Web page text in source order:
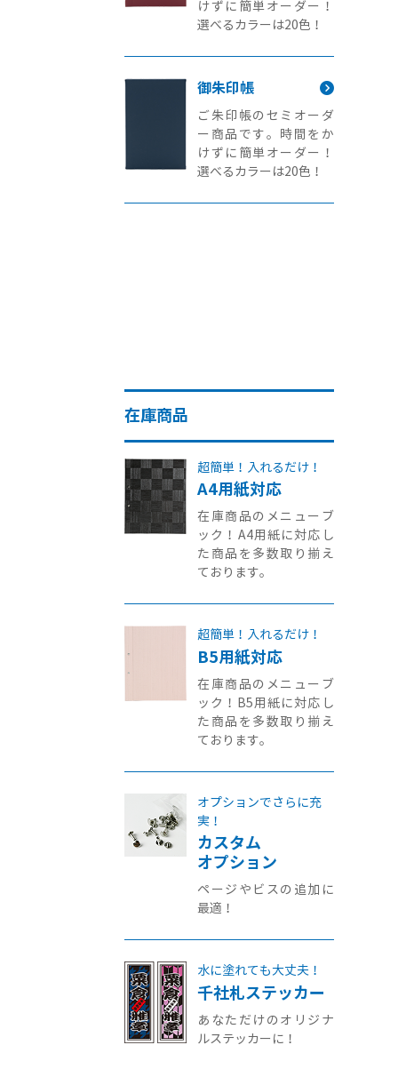
けずに簡単オーダー！
選べるカラーは20色！
御朱印帳
ご朱印帳のセミオーダ
ー商品です。時間をか
けずに簡単オーダー！
選べるカラーは20色！
在庫商品
超簡単！入れるだけ！
A4用紙対応
在庫商品のメニューブ
ック！A4用紙に対応し
た商品を多数取り揃え
ております。
超簡単！入れるだけ！
B5用紙対応
在庫商品のメニューブ
ック！B5用紙に対応し
た商品を多数取り揃え
ております。
オプションでさらに充
実！
カスタム
オプション
ページやビスの追加に
最適！
水に塗れても大丈夫！
千社札ステッカー
あなただけのオリジナ
ルステッカーに！